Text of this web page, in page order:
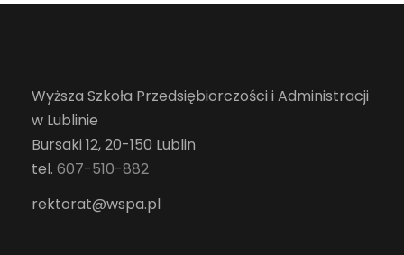
Wyższa Szkoła Przedsiębiorczości i Administracji
w Lublinie
Bursaki 12, 20-150 Lublin
tel. 607-510-882
rektorat@wspa.pl